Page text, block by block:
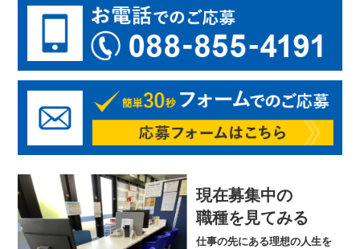
現在募集中の
職種を見てみる
仕事の先にある理想の人生を